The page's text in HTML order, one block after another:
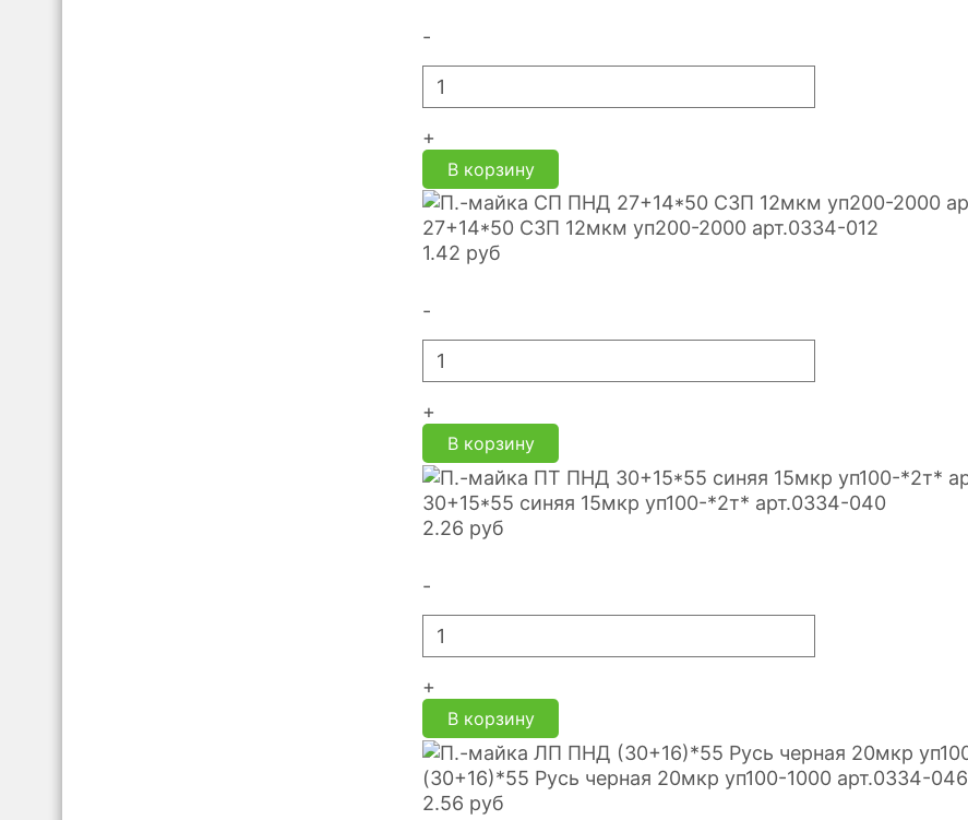
-
+
В корзину
27+14*50 СЗП 12мкм уп200-2000 арт.0334-012
1.42 руб
-
+
В корзину
30+15*55 синяя 15мкр уп100-*2т* арт.0334-040
2.26 руб
-
+
В корзину
(30+16)*55 Русь черная 20мкр уп100-1000 арт.0334-046
2.56 руб